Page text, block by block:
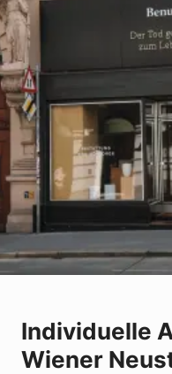
Individuelle
Wiener